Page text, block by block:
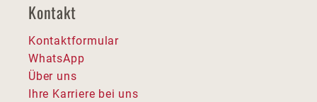
Kontakt
Kontaktformular
WhatsApp
Über uns
Ihre Karriere bei uns